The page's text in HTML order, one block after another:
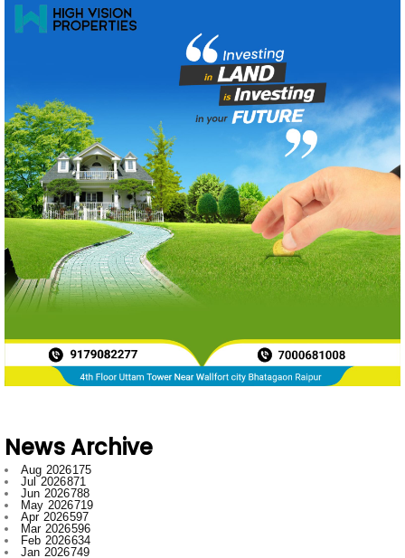
News Archive
Jun 2026
788
May 2026719
Apr 2026597
Mar 2026596
Feb 2026634
Jan 2026749
Dec 2025697
Nov 2025592
Oct 2025546
Sept 2025662